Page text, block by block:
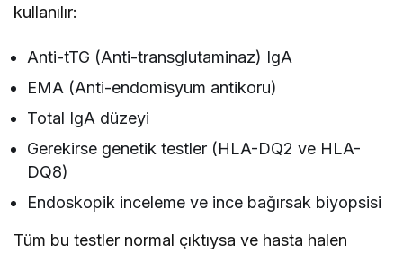
kullanılır:
Anti-tTG (Anti-transglutaminaz) IgA
EMA (Anti-endomisyum antikoru)
Total IgA düzeyi
Gerekirse genetik testler (HLA-DQ2 ve HLA-
DQ8)
Endoskopik inceleme ve ince bağırsak biyopsisi
Tüm bu testler normal çıktıysa ve hasta halen